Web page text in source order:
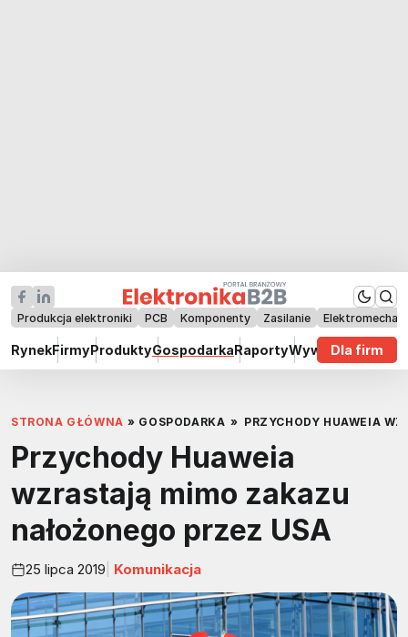
Produkcja elektroniki PCB Komponenty Zasilanie
RynekFirmyProduktyGospodarkaRaportyWywiadyDla firm
STRONA GŁÓWNA » GOSPODARKA » PRZYCHODY HUAWEIA
Przychody Huaweia
wzrastają mimo zakazu
nałożonego przez USA
25 lipca 2019 Komunikacja